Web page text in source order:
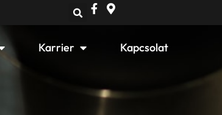
Open GyártókKarrier Open KarrierKapcsolat